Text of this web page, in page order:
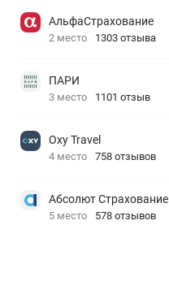
АльфаСтрахование
2 место 1303 отзыва
ПАРИ
3 место 1101 отзыв
Oxy Travel
4 место 758 отзывов
Абсолют Страхование
5 место 578 отзывов